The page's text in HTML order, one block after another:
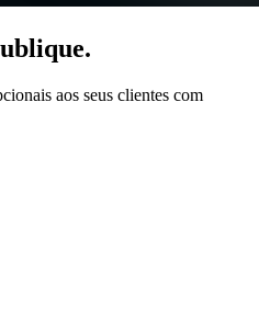
aos seus clientes com